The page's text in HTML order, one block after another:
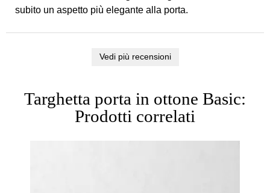
subito un aspetto più elegante alla porta.
Vedi più recensioni
Targhetta porta in ottone Basic:
Prodotti correlati